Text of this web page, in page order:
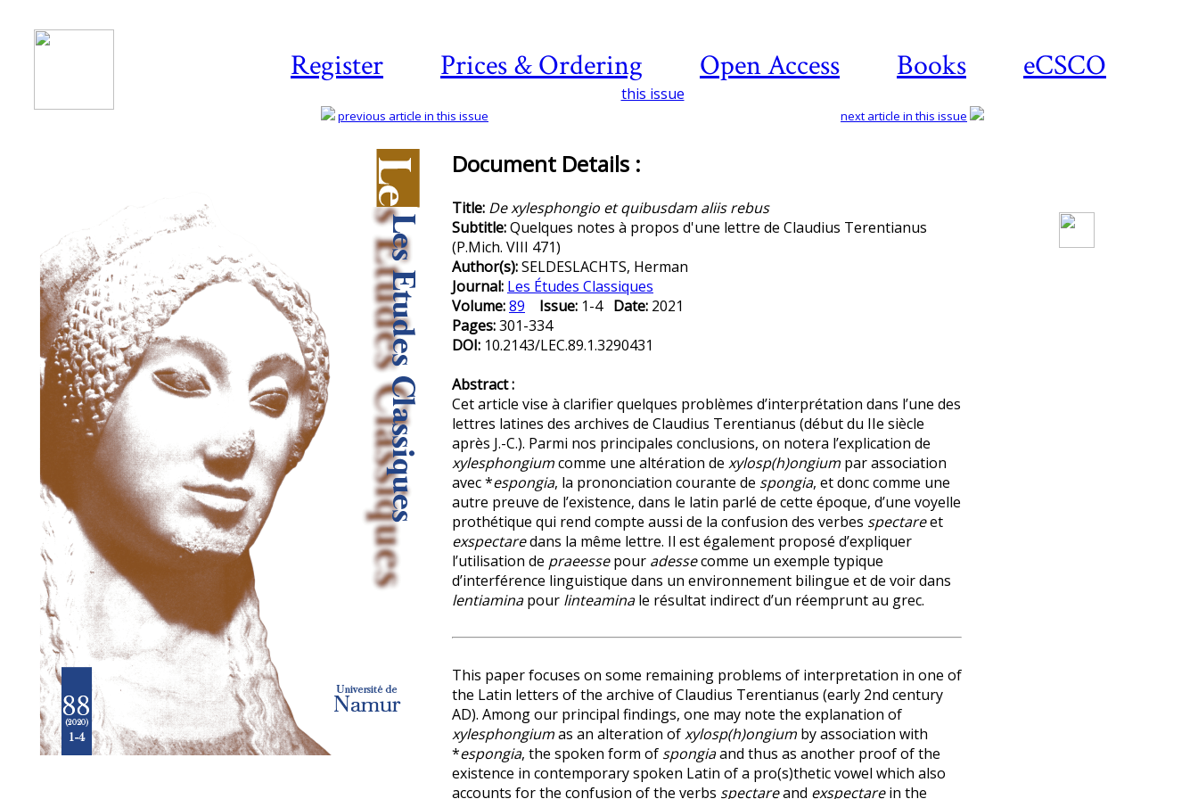
Register Prices & Ordering Open Access Books eCSCO
this issue
previous article in this issue next article in this issue
Document Details :
Title: De xylesphongio et quibusdam aliis rebus
Subtitle:Quelques notes à propos d'une lettre de Claudius Terentianus
(P.Mich. VIII 471)
Author(s):SELDESLACHTS, Herman
Journal: Les Études Classiques
Volume:89 Issue: 1-4 Date: 2021
Pages:301-334
DOI: 10.2143/LEC.89.1.3290431
Abstract :
Cet article vise à clarifier quelques problèmes d’interprétation dans l’une des
lettres latines des archives de Claudius Terentianus (début du IIe siècle
après J.-C.). Parmi nos principales conclusions, on notera l’explication de
xyle­sphongiumcomme une altération de xylosp(h)ongium par association
avec *espongia, la prononciation courante de spongia, et donc comme une
autre preuve de l’existence, dans le latin parlé de cette époque, d’une voyelle
prothétique qui rend compte aussi de la confusion des verbes spectareet
exspectaredans la même lettre. Il est également proposé d’expliquer
l’utilisation de praeessepour adessecomme un exemple typique
d’interférence linguistique dans un environnement bilingue et de voir dans
lentiaminapour linteaminale résultat indirect d’un réemprunt au grec.
This paper focuses on some remaining problems of interpretation in one of
the Latin letters of the archive of Claudius Terentianus (early 2nd century
AD). Among our principal findings, one may note the explanation of
xylesphongiumas an alteration ofxylosp(h)ongium by association with
*espongia, the spoken form of spongiaand thus as another proof of the
existence in contemporary spoken Latin of a pro(s)thetic vowel which also
accounts for the confusion of the verbs spectareand exspectarein the